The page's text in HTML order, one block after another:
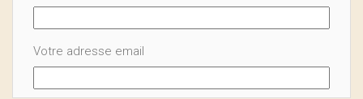
Votre adresse email